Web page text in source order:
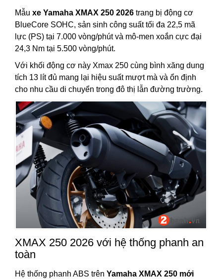
Mẫu xe Yamaha XMAX 250 2026 trang bị động cơ
BlueCore SOHC, sản sinh công suất tối đa 22,5 mã
lực (PS) tại 7.000 vòng/phút và mô-men xoắn cực đại
24,3 Nm tại 5.500 vòng/phút.
Với khối động cơ này Xmax 250 cùng bình xăng dung
tích 13 lít đủ mang lại hiệu suất mượt mà và ổn định
cho nhu cầu di chuyển trong đô thị lẫn đường trường.
XMAX 250 2026 với hệ thống phanh an
toàn
Hệ thống phanh ABS trên Yamaha XMAX 250 mới